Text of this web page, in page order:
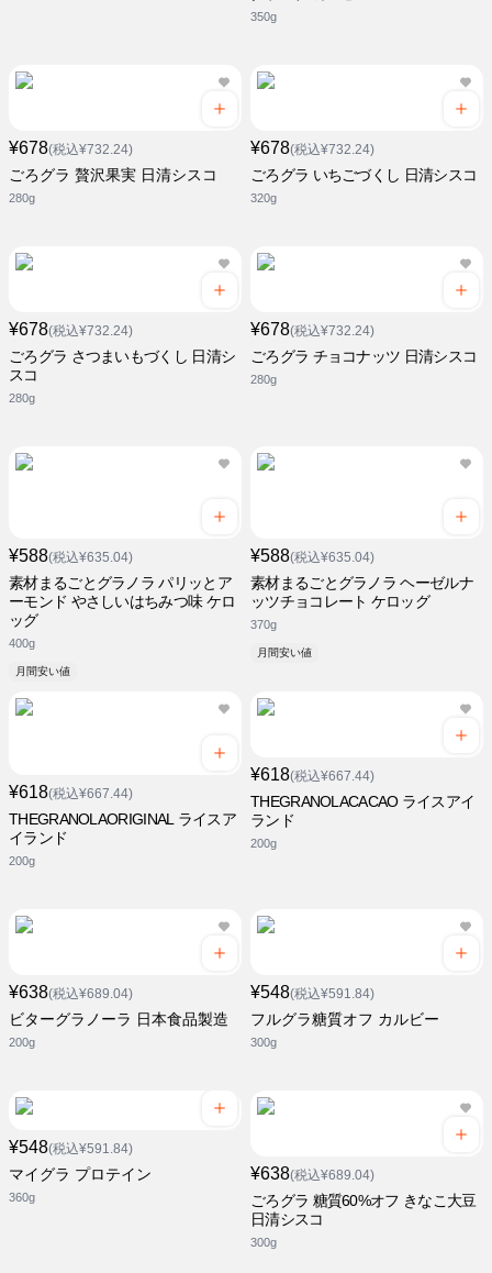
350g
¥678(税込¥732.24)
ごろグラ 贅沢果実 日清シスコ
280g
¥678(税込¥732.24)
ごろグラ いちごづくし 日清シスコ
320g
¥678(税込¥732.24)
ごろグラ さつまいもづくし 日清シ
スコ
280g
¥678(税込¥732.24)
ごろグラ チョコナッツ 日清シスコ
280g
¥588(税込¥635.04)
素材まるごとグラノラ パリッとア
ーモンド やさしいはちみつ味 ケロ
ッグ
400g
月間安い値
¥588(税込¥635.04)
素材まるごとグラノラ ヘーゼルナ
ッツチョコレート ケロッグ
370g
月間安い値
¥618(税込¥667.44)
THEGRANOLAORIGINAL ライスア
イランド
200g
¥618(税込¥667.44)
THEGRANOLACACAO ライスアイ
ランド
200g
¥638(税込¥689.04)
ビターグラノーラ 日本食品製造
200g
¥548(税込¥591.84)
フルグラ糖質オフ カルビー
300g
¥548(税込¥591.84)
マイグラ プロテイン
360g
¥638(税込¥689.04)
ごろグラ 糖質60%オフ きなこ大豆
日清シスコ
300g